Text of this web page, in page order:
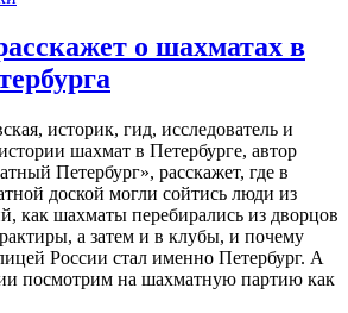
о шахматах в
историк, гид, исследователь и
шахмат в Петербурге, автор
Петербург», расскажет, где в
доской могли сойтись люди из
как шахматы перебирались из дворцов
а затем и в клубы, и почему
России стал именно Петербург. А
посмотрим на шахматную партию как